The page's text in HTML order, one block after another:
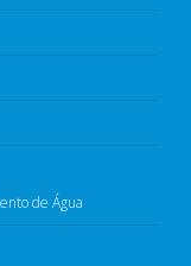
de Água​